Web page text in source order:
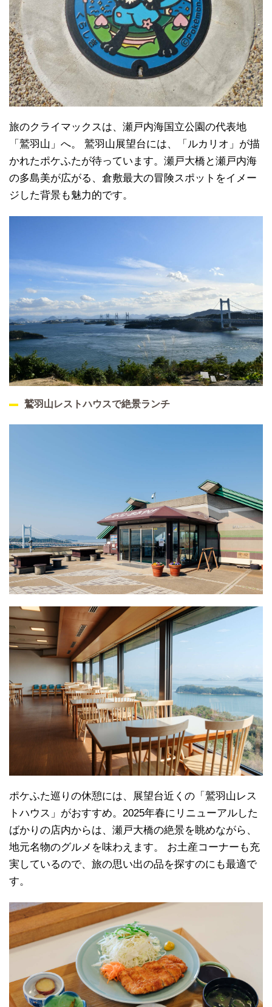
旅のクライマックスは、瀬戸内海国立公園の代表地
「鷲羽山」へ。 鷲羽山展望台には、「ルカリオ」が描
かれたポケふたが待っています。瀬戸大橋と瀬戸内海
の多島美が広がる、倉敷最大の冒険スポットをイメー
ジした背景も魅力的です。
鷲羽山レストハウスで絶景ランチ
ポケふた巡りの休憩には、展望台近くの「鷲羽山レス
トハウス」がおすすめ。2025年春にリニューアルした
ばかりの店内からは、瀬戸大橋の絶景を眺めながら、
地元名物のグルメを味わえます。 お土産コーナーも充
実しているので、旅の思い出の品を探すのにも最適で
す。